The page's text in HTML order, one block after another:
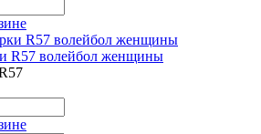
R57 волейбол женщины